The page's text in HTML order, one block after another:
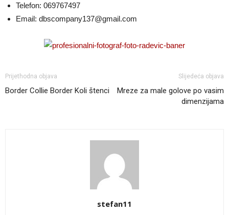
Telefon: 069767497
Email: dbscompany137@gmail.com
Prijethodna objava
Border Collie Border Koli štenci
Slijedeća objava
Mreze za male golove po vasim
dimenzijama
stefan11